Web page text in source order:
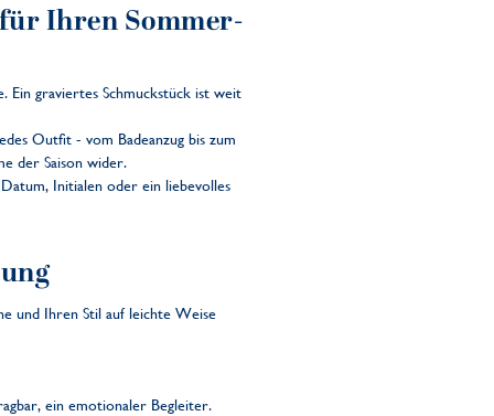
Ihren Sommer-
Ein graviertes Schmuckstück ist weit
Outfit - vom Badeanzug bis zum
der Saison wider.
Initialen oder ein liebevolles
und Ihren Stil auf leichte Weise
ein emotionaler Begleiter.